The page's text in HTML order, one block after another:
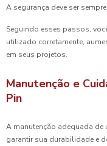
A segurança deve ser
Seguindo esses passos,
utilizado corretamente,
em seus projetos.
Manutenção e
Pin
A manutenção adequada
garantir sua durabilidade e